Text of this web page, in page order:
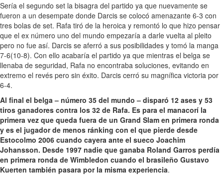
Sería el segundo set la bisagra del partido ya que nuevamente se
fueron a un desempate donde Darcis se colocó amenazante 6-3 con
tres bolas de set. Rafa tiró de la heroica y remontó lo que hizo pensar
que el ex número uno del mundo empezaría a darle vuelta al pleito
pero no fue así. Darcis se aferró a sus posibilidades y tomó la manga
7-6(10-8). Con ello acabaría el partido ya que mientras el belga se
llenaba de seguridad, Rafa no encontraba soluciones, evitando en
extremo el revés pero sin éxito. Darcis cerró su magnífica victoria por
6-4.
Al final el belga – número 35 del mundo – disparó 12 ases y 53
tiros ganadores contra los 32 de Rafa. Es para el manacorí la
primera vez que queda fuera de un Grand Slam en primera ronda
y es el jugador de menos ránking con el que pierde desde
Estocolmo 2006 cuando cayera ante el sueco Joachim
Johansson. Desde 1997 nadie que ganaba Roland Garros perdía
en primera ronda de Wimbledon cuando el brasileño Gustavo
Kuerten también pasara por la misma experiencia.